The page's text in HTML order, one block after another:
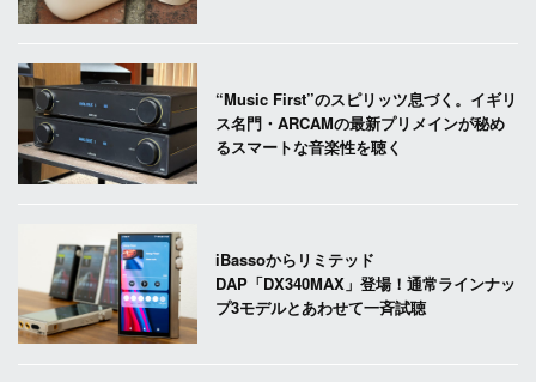
“Music First”のスピリッツ息づく。イギリ
ス名門・ARCAMの最新プリメインが秘め
るスマートな音楽性を聴く
iBassoからリミテッド
DAP「DX340MAX」登場！通常ラインナッ
プ3モデルとあわせて一斉試聴